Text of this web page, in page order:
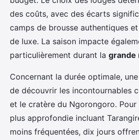
des coûts, avec des écarts
camps de brousse authentiques
de luxe. La saison impacte
particulièrement durant la grande
Concernant la durée optimale,
de découvrir les incontournables
et le cratère du Ngorongoro. Pour
plus approfondie incluant
moins fréquentées, dix jours